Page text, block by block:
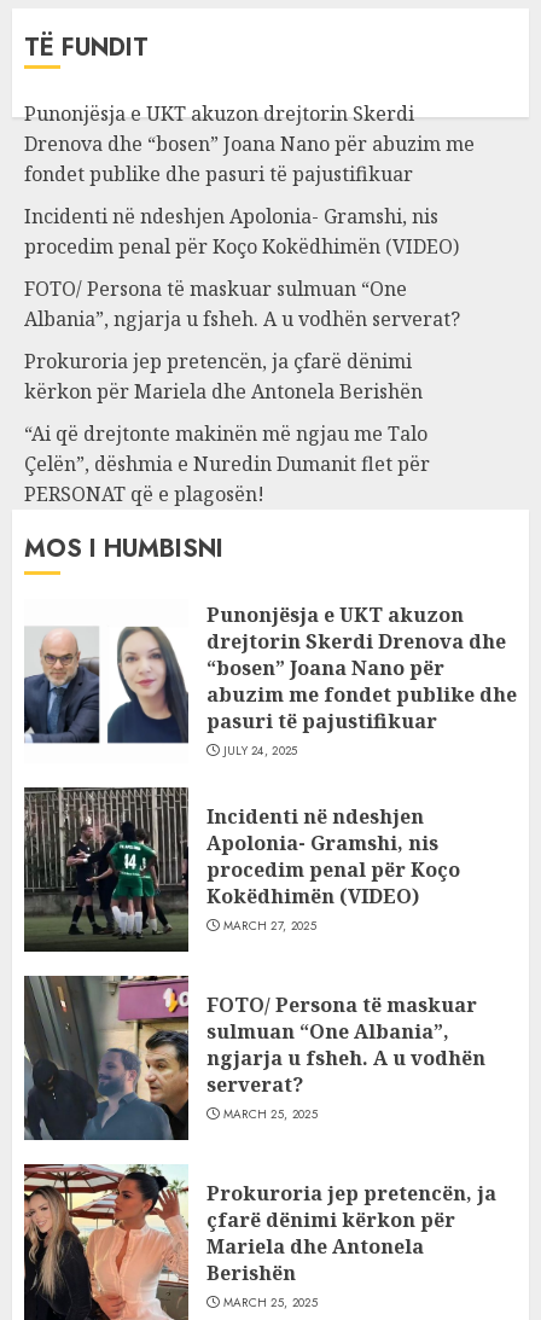
TË FUNDIT
Punonjësja e UKT akuzon drejtorin Skerdi
Drenova dhe “bosen” Joana Nano për abuzim me
fondet publike dhe pasuri të pajustifikuar
Incidenti në ndeshjen Apolonia- Gramshi, nis
procedim penal për Koço Kokëdhimën (VIDEO)
FOTO/ Persona të maskuar sulmuan “One
Albania”, ngjarja u fsheh. A u vodhën serverat?
Prokuroria jep pretencën, ja çfarë dënimi
kërkon për Mariela dhe Antonela Berishën
“Ai që drejtonte makinën më ngjau me Talo
Çelën”, dëshmia e Nuredin Dumanit flet për
PERSONAT që e plagosën!
MOS I HUMBISNI
Punonjësja e UKT akuzon
drejtorin Skerdi Drenova dhe
“bosen” Joana Nano për
abuzim me fondet publike dhe
pasuri të pajustifikuar
JULY 24, 2025
Incidenti në ndeshjen
Apolonia- Gramshi, nis
procedim penal për Koço
Kokëdhimën (VIDEO)
MARCH 27, 2025
FOTO/ Persona të maskuar
sulmuan “One Albania”,
ngjarja u fsheh. A u vodhën
serverat?
MARCH 25, 2025
Prokuroria jep pretencën, ja
çfarë dënimi kërkon për
Mariela dhe Antonela
Berishën
MARCH 25, 2025